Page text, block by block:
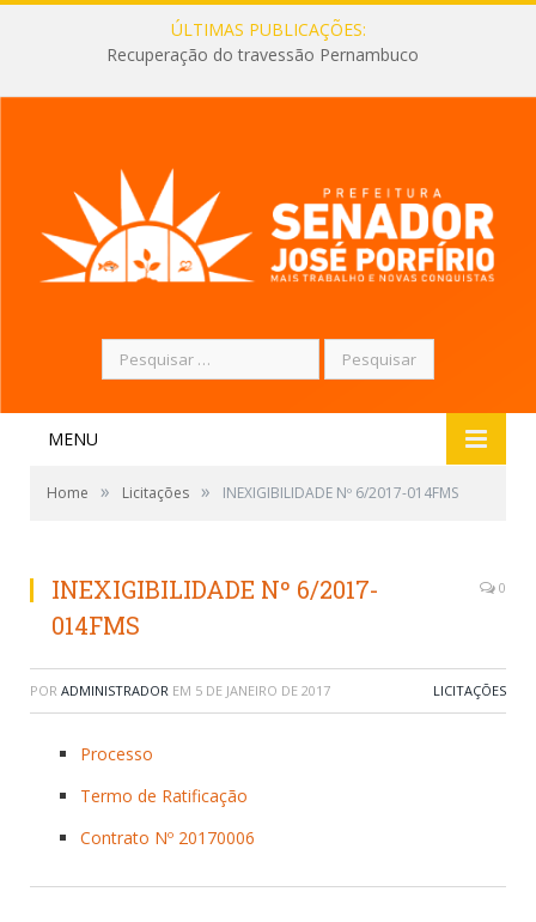
ÚLTIMAS PUBLICAÇÕES:
Recuperação do travessão Pernambuco
Pesquisar
por:
MENU
Home » Licitações » INEXIGIBILIDADE Nº 6/2017-014FMS
INEXIGIBILIDADE Nº 6/2017-
014FMS
0
POR ADMINISTRADOR EM 5 DE JANEIRO DE 2017 LICITAÇÕES
Processo
Termo de Ratificação
Contrato Nº 20170006